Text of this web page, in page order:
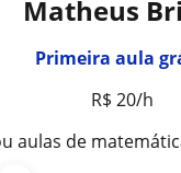
Matheus
Primeira aula
R$ 20/h
aulas de matemática para alunos do ensino